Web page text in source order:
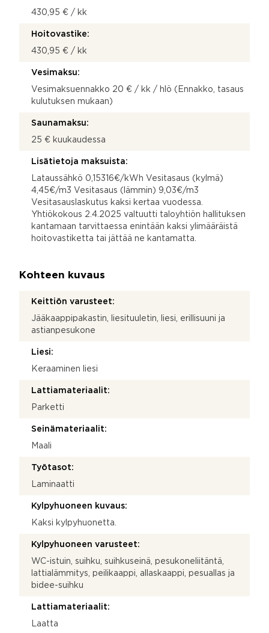
430,95 € / kk
Hoitovastike:
430,95 € / kk
Vesimaksu:
Vesimaksuennakko 20 € / kk / hlö (Ennakko, tasaus
kulutuksen mukaan)
Saunamaksu:
25 € kuukaudessa
Lisätietoja maksuista:
Lataussähkö 0,15316€/kWh Vesitasaus (kylmä)
4,45€/m3 Vesitasaus (lämmin) 9,03€/m3
Vesitasauslaskutus kaksi kertaa vuodessa.
Yhtiökokous 2.4.2025 valtuutti taloyhtiön hallituksen
kantamaan tarvittaessa enintään kaksi ylimääräistä
hoitovastiketta tai jättää ne kantamatta.
Kohteen kuvaus
Keittiön varusteet:
Jääkaappipakastin, liesituuletin, liesi, erillisuuni ja
astianpesukone
Liesi:
Keraaminen liesi
Lattiamateriaalit:
Parketti
Seinämateriaalit:
Maali
Työtasot:
Laminaatti
Kylpyhuoneen kuvaus:
Kaksi kylpyhuonetta.
Kylpyhuoneen varusteet:
WC-istuin, suihku, suihkuseinä, pesukoneliitäntä,
lattialämmitys, peilikaappi, allaskaappi, pesuallas ja
bidee-suihku
Lattiamateriaalit:
Laatta